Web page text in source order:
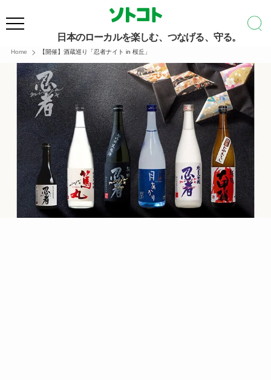
日本のローカルを楽しむ、つなげる、守る。
Home 【開催】酒蔵巡り「忍者ナイト in 桜丘」